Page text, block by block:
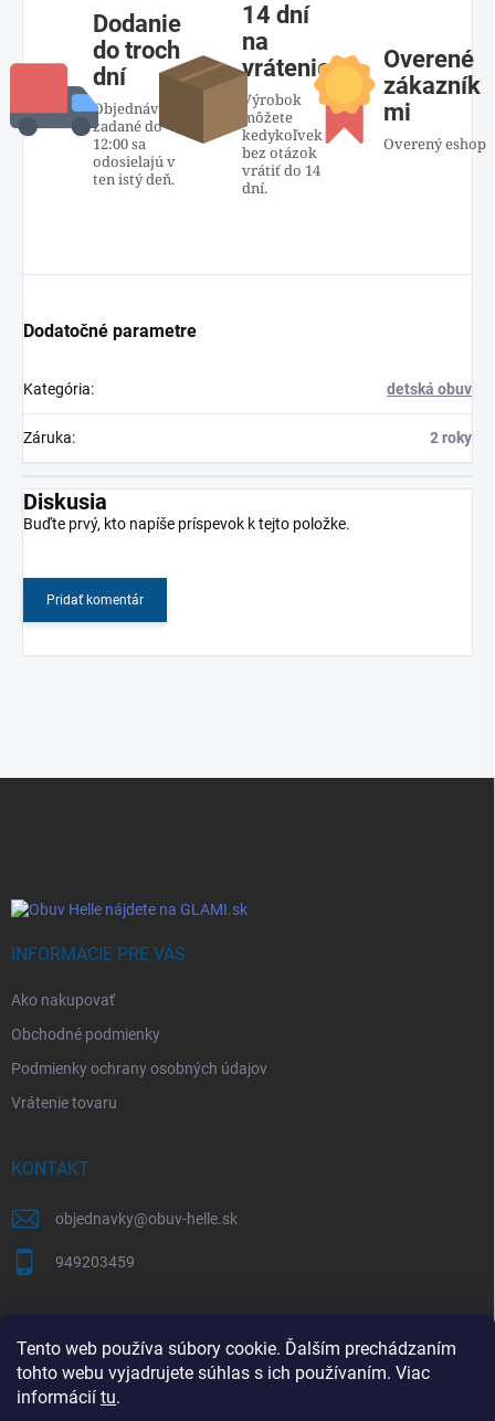
Tento web používa súbory cookie. Ďalším prechádzaním
tohto webu vyjadrujete súhlas s ich používaním. Viac
informácií tu.
Dodanie
do troch
dní
Objednávky
zadané do
12:00 sa
odosielajú v
ten istý deň.
14 dní
na
vrátenie
Výrobok
môžete
kedykoľvek
bez otázok
vrátiť do 14
dní.
Overené
zákazník
mi
Overený eshop
Dodatočné parametre
Kategória: detská obuv
Záruka: 2 roky
Diskusia
Buďte prvý, kto napíše príspevok k tejto položke.
Pridať komentár
INFORMÁCIE PRE VÁS
Ako nakupovať
Obchodné podmienky
Podmienky ochrany osobných údajov
Vrátenie tovaru
KONTAKT
objednavky@obuv-helle.sk
949203459
AKO SPRÁVNE VYBRAŤ VEĽKOSŤ OBUVI
Tabuľky veľkostí a správne meranie chodidla